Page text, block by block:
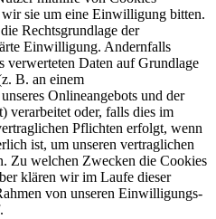
sie um eine Einwilligung bitten.
Rechtsgrundlage der
Einwilligung. Andernfalls
Daten auf Grundlage
B. an einem
Onlineangebots und der
verarbeitet oder, falls dies im
Pflichten erfolgt, wenn
ist, um unseren vertraglichen
Zu welchen Zwecken die Cookies
klären wir im Laufe dieser
von unseren Einwilligungs-